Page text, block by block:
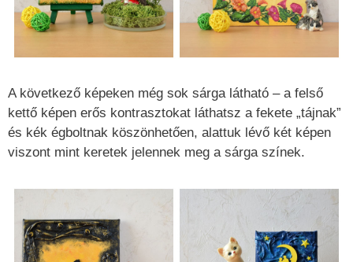
A következő képeken még sok sárga látható – a felső
kettő képen erős kontrasztokat láthatsz a fekete „tájnak”
és kék égboltnak köszönhetően, alattuk lévő két képen
viszont mint keretek jelennek meg a sárga színek.